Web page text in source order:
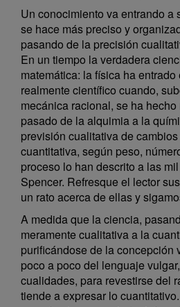
Un conocimiento va entrando a
se hace más preciso y
pasando de la precisión
En un tiempo la verdadera
matemática: la física ha
realmente científico cuando,
mecánica racional, se ha
pasado de la alquimia a la
previsión cualitativa de
cuantitativa, según peso,
proceso lo han descrito a las
Spencer. Refresque el lector
un rato acerca de ellas y
A medida que la ciencia,
meramente cualitativa a la
purificándose de la concepción
poco a poco del lenguaje
cualidades, para revestirse del
tiende a expresar lo